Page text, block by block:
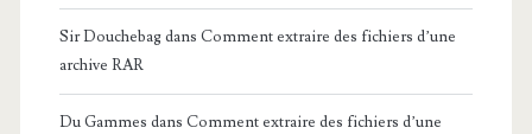
Sir Douchebagdans Comment extraire des fichiers d’une
archive RAR
Du Gammes dans Comment extraire des fichiers d’une